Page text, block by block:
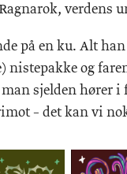
verdens
på en ku. Alt
nistepakke og
sjelden hører
– det kan vi